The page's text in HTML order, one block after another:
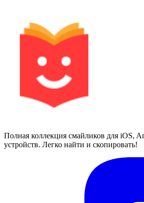
Полная коллекция смайликов для iOS,
устройств. Легко найти и скопировать!